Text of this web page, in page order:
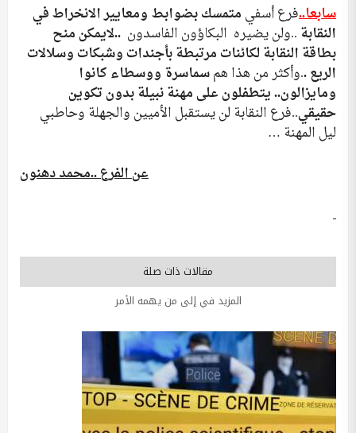
سابعا..فرع أسفي متمسك بضوابط ومعايير الانخراط في
النقابة ..ولن يضيره البكاؤون الفاسدون ..لايمكن منح
بطاقة النقابة لكائنات مرتبطة بأجندات وشبكات وسلالات
الريع ..وأكثر من هذا همسماسرة ووسطاء كانوا
ومايزالون.. يتطفلون على مهنة نبيلة بدون تكوين
حقيقي..فرع النقابة لن يستقبل الأميين والجهلة وحاطبي
ليل المهنة …
عن الفرع ..محمد دهنون
مقالات ذات صلة
المزيد في إلى من يهمه الأمر